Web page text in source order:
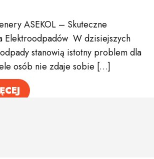
ASEKOL – Skuteczne
Elektroodpadów W dzisiejszych
stanowią istotny problem dla
osób nie zdaje sobie […]